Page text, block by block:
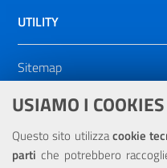
USIAMO I COOKIES
Questo sito utilizzacookie
parti che potrebbero
UTILITY
Sitemap
Dichiarazione di accessibilità
NOTE LEGALI
Privacy